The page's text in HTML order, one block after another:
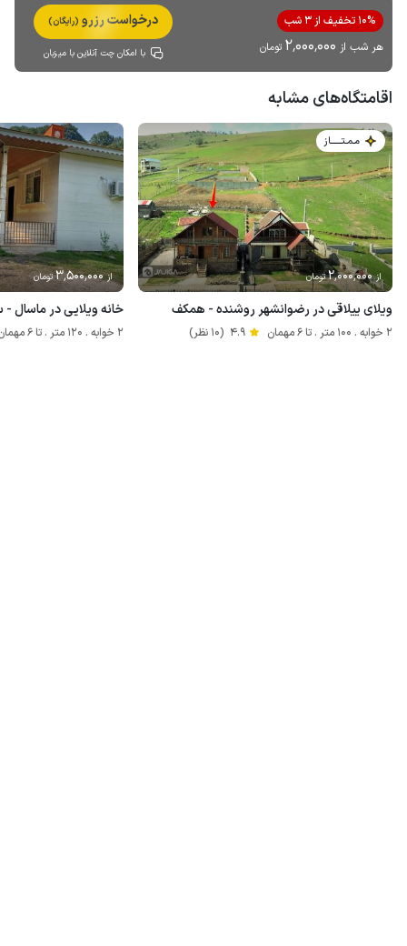
10% تخفیف از 3 شب
هر شب از 2٬000٬000 تومان
درخواست رزرو (رایگان)
با امکان چت آنلاین با میزبان
اقامتگاه‌های مشابه
مـمـتــــــاز
از 2٬000٬000تومان
ویلای ییلاقی در رضوانشهر روشنده - همکف
2 خوابه . 100 متر . تا 6 مهمان 4.9 (10 نظر)
از 3٬500٬000تومان
خانه ویلایی در ماسال -
2 خوابه . 120 متر . تا 6 مهمان